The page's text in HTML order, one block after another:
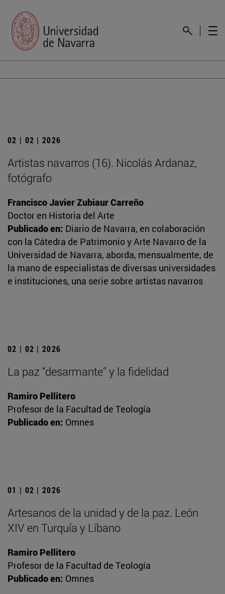
02 | 02 | 2026
Artistas navarros (16). Nicolás Ardanaz,
fotógrafo
Francisco Javier Zubiaur Carreño
Doctor en Historia del Arte
Publicado en: Diario de Navarra, en colaboración
con la Cátedra de Patrimonio y Arte Navarro de la
Universidad de Navarra, aborda, mensualmente, de
la mano de especialistas de diversas universidades
e instituciones, una serie sobre artistas navarros
02 | 02 | 2026
La paz “desarmante” y la fidelidad
Ramiro Pellitero
Profesor de la Facultad de Teología
Publicado en: Omnes
01 | 02 | 2026
Artesanos de la unidad y de la paz. León
XIV en Turquía y Líbano
Ramiro Pellitero
Profesor de la Facultad de Teología
Publicado en: Omnes